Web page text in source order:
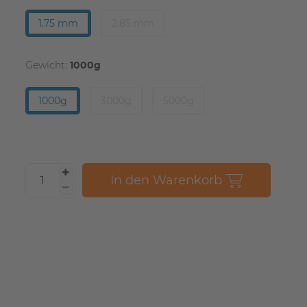
1.75 mm
Gewicht: 1000g
1000g
In den Warenkorb